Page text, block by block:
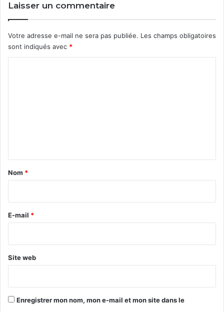
Laisser un commentaire
Votre adresse e-mail ne sera pas publiée. Les champs obligatoires
sont indiqués avec *
a
e
Nom *
E-mail *
Site web
Enregistrer mon nom, mon e-mail et mon site dans le